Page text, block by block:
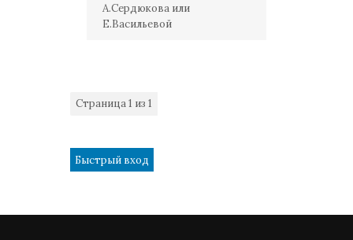
А.Сердюкова или
Е.Васильевой
Страница1 из 1